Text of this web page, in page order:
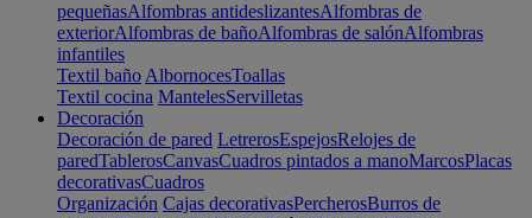
pequeñasAlfombras antideslizantesAlfombras de
exteriorAlfombras de bañoAlfombras de salónAlfombras
infantiles
Textil baño AlbornocesToallas
Textil cocina MantelesServilletas
Decoración
Decoración de pared LetrerosEspejosRelojes de
paredTablerosCanvasCuadros pintados a manoMarcosPlacas
decorativasCuadros
Organización Cajas decorativasPercherosBurros de